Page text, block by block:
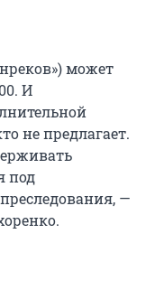
может
И
не предлагает.
под
—